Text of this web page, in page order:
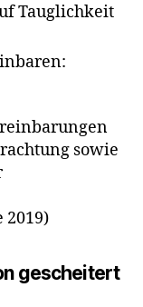
Tauglichkeit
sowie
2019)
gescheitert